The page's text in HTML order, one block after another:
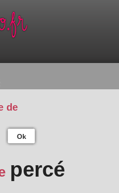
de
Ok
percé